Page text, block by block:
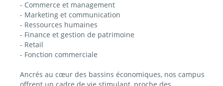
- Commerce et management
- Marketing et communication
- Ressources humaines
- Finance et gestion de patrimoine
- Retail
- Fonction commerciale
Ancrés au cœur des bassins économiques, nos campus